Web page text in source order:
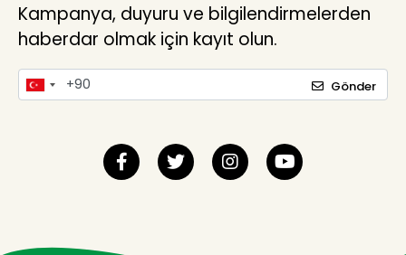
Kampanya, duyuru ve bilgilendirmelerden
haberdar olmak için kayıt olun.
Gönder